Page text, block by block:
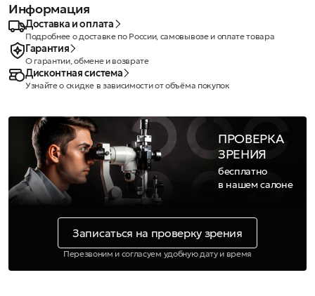
Информация
Доставка и оплата
Подробнее о доставке по России, самовывозе и оплате товара
Гарантия
О гарантии, обмене и возврате
Дисконтная система
Узнайте о скидке в зависимости от объёма покупок
ПРОВЕРКА
ЗРЕНИЯ
бесплатно
в нашем салоне
Записаться на проверку зрения
Перезвоним и согласуем удобную дату и время